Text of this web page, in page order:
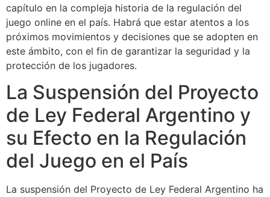
capítulo en la compleja historia de la regulación del
juego online en el país. Habrá que estar atentos a los
próximos movimientos y decisiones que se adopten en
este ámbito, con el fin de garantizar la seguridad y la
protección de los jugadores.
La Suspensión del Proyecto
de Ley Federal Argentino y
su Efecto en la Regulación
del Juego en el País
La suspensión del Proyecto de Ley Federal Argentino ha